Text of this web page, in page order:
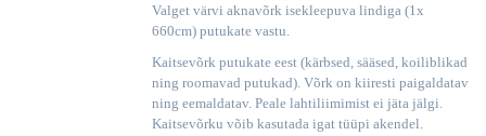
Valget värvi aknavõrk isekleepuva lindiga (1x
660cm) putukate vastu.
Kaitsevõrk putukate eest (kärbsed, sääsed, koiliblikad
ning roomavad putukad). Võrk on kiiresti paigaldatav
ning eemaldatav. Peale lahtiliimimist ei jäta jälgi.
Kaitsevõrku võib kasutada igat tüüpi akendel.